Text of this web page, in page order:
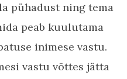
pühadust ning tema
peab kuulutama
inimese vastu.
vastu võttes jätta